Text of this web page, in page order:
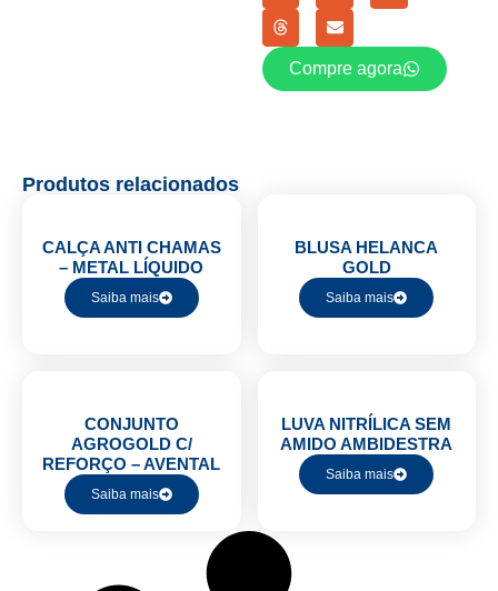
Compre agora
Produtos relacionados
CALÇA ANTI CHAMAS
– METAL LÍQUIDO
Saiba mais
BLUSA HELANCA
GOLD
Saiba mais
CONJUNTO
AGROGOLD C/
REFORÇO – AVENTAL
Saiba mais
LUVA NITRÍLICA SEM
AMIDO AMBIDESTRA
Saiba mais